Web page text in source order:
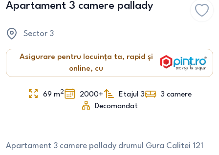
Apartament 3 camere pallady
Sector 3
Asigurare pentru locuința ta, rapid și
online, cu
69 m2 2000+ Etajul 3 3 camere
Decomandat
Apartament 3 camere pallady drumul Gura Calitei 121